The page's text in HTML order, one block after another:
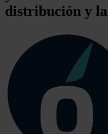
distribución y